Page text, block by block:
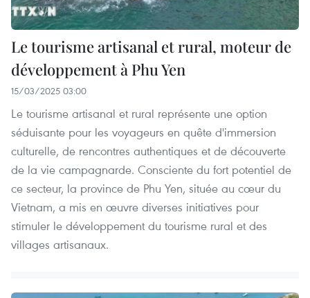
Le tourisme artisanal et rural, moteur de
développement à Phu Yen
15/03/2025 03:00
Le tourisme artisanal et rural représente une option
séduisante pour les voyageurs en quête d'immersion
culturelle, de rencontres authentiques et de découverte
de la vie campagnarde. Consciente du fort potentiel de
ce secteur, la province de Phu Yen, située au cœur du
Vietnam, a mis en œuvre diverses initiatives pour
stimuler le développement du tourisme rural et des
villages artisanaux.